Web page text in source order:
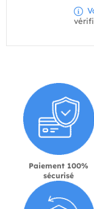
Paiement 100%
sécurisé